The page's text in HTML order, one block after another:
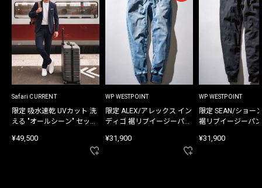
Safari CURRENT
限定 吸水速乾 UVカット 洗
える "オールシーン" セット
¥49,500
WP WESTPOINT
限定 ALEX/アレックス イン
ディゴ 裾リブイージーパン
¥31,900
WP WESTPOINT
限定 SEAN/ショー
裾リブイージーパ
¥31,900